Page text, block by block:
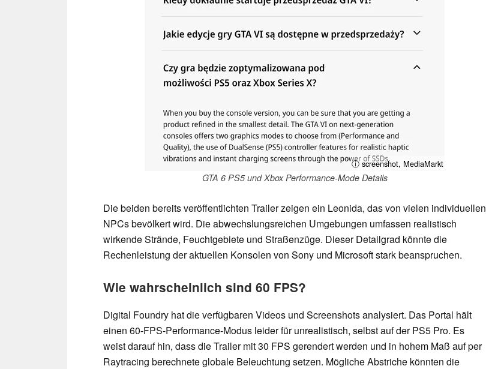
ⓘ screenshot, MediaMarkt
GTA 6 PS5 und Xbox Performance-Mode Details
Die beiden bereits veröffentlichten Trailer zeigen ein Leonida, das von vielen individuellen
NPCs bevölkert wird. Die abwechslungsreichen Umgebungen umfassen realistisch
wirkende Strände, Feuchtgebiete und Straßenzüge. Dieser Detailgrad könnte die
Rechenleistung der aktuellen Konsolen von Sony und Microsoft stark beanspruchen.
Wie wahrscheinlich sind 60 FPS?
Digital Foundry hat die verfügbaren Videos und Screenshots analysiert. Das Portal hält
einen 60-FPS-Performance-Modus leider für unrealistisch, selbst auf der PS5 Pro. Es
weist darauf hin, dass die Trailer mit 30 FPS gerendert werden und in hohem Maß auf per
Raytracing berechnete globale Beleuchtung setzen. Mögliche Abstriche könnten die